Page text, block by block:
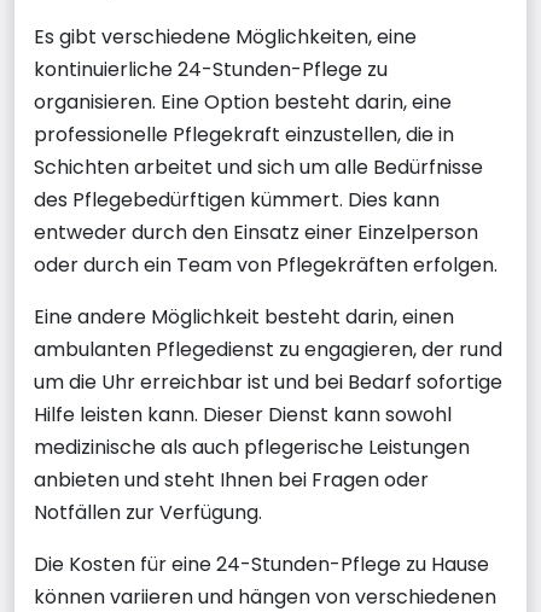
Es gibt verschiedene Möglichkeiten, eine
kontinuierliche 24-Stunden-Pflege zu
organisieren. Eine Option besteht darin, eine
professionelle Pflegekraft einzustellen, die in
Schichten arbeitet und sich um alle Bedürfnisse
des Pflegebedürftigen kümmert. Dies kann
entweder durch den Einsatz einer Einzelperson
oder durch ein Team von Pflegekräften erfolgen.
Eine andere Möglichkeit besteht darin, einen
ambulanten Pflegedienst zu engagieren, der rund
um die Uhr erreichbar ist und bei Bedarf sofortige
Hilfe leisten kann. Dieser Dienst kann sowohl
medizinische als auch pflegerische Leistungen
anbieten und steht Ihnen bei Fragen oder
Notfällen zur Verfügung.
Die Kosten für eine 24-Stunden-Pflege zu Hause
können variieren und hängen von verschiedenen